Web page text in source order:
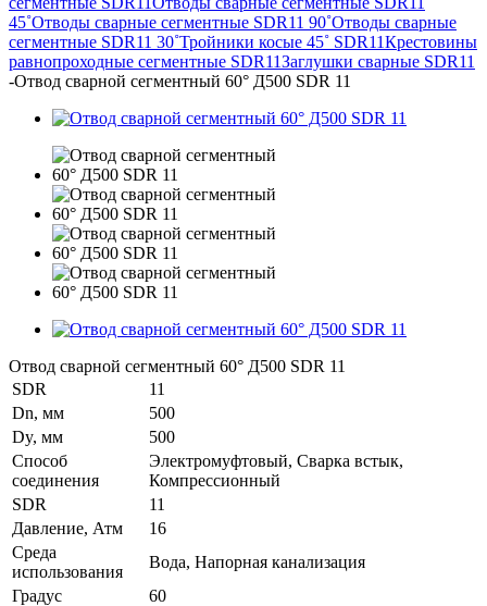
45˚Отводы сварные сегментные SDR11 90˚Отводы сварные
сегментные SDR11 30˚Тройники косые 45˚ SDR11Крестовины
равнопроходные сегментные SDR11Заглушки сварные SDR11
-Отвод сварной сегментный 60° Д500 SDR 11
Отвод сварной сегментный 60° Д500 SDR 11
SDR
11
Dn, мм
500
Dy, мм
500
Способ
соединения
Электромуфтовый, Сварка встык,
Компрессионный
SDR
11
Давление, Атм
16
Среда
использования
Вода, Напорная канализация
Градус
60